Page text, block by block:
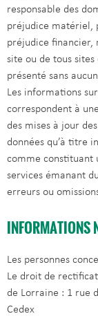
responsable des
préjudice matériel,
préjudice financier,
site ou de tous
présenté sans
Les informations
correspondent à
des mises à jour
données qu’à titre
comme constituant
services émanant
erreurs ou
INFORMATIONS
Les personnes
Le droit de
de Lorraine : 1 rue
Cedex